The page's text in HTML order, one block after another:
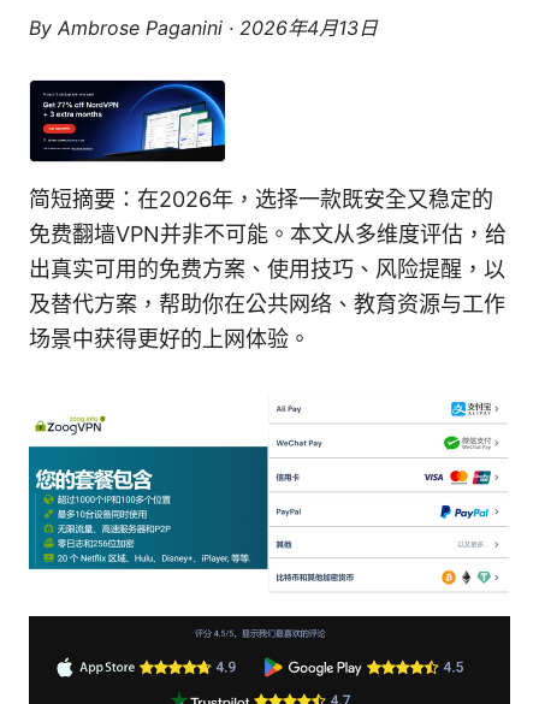
By Ambrose Paganini · 2026年4月13日
简短摘要：在2026年，选择一款既安全又稳定的
免费翻墙VPN并非不可能。本文从多维度评估，给
出真实可用的免费方案、使用技巧、风险提醒，以
及替代方案，帮助你在公共网络、教育资源与工作
场景中获得更好的上网体验。